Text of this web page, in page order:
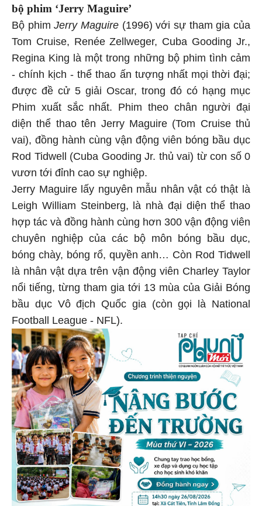
bộ phim ‘Jerry Maguire’
Bộ phim Jerry Maguire (1996) với sự tham gia của
Tom Cruise, Renée Zellweger, Cuba Gooding Jr.,
Regina King là một trong những bộ phim tình cảm
- chính kịch - thể thao ấn tượng nhất mọi thời đại;
được đề cử 5 giải Oscar, trong đó có hạng mục
Phim xuất sắc nhất. Phim theo chân người đại
diện thể thao tên Jerry Maguire (Tom Cruise thủ
vai), đồng hành cùng vận động viên bóng bầu dục
Rod Tidwell (Cuba Gooding Jr. thủ vai) từ con số 0
vươn tới đỉnh cao sự nghiệp.
Jerry Maguire lấy nguyên mẫu nhân vật có thật là
Leigh William Steinberg, là nhà đại diện thể thao
hợp tác và đồng hành cùng hơn 300 vận động viên
chuyên nghiệp của các bộ môn bóng bầu dục,
bóng chày, bóng rổ, quyền anh… Còn Rod Tidwell
là nhân vật dựa trên vận động viên Charley Taylor
nổi tiếng, từng tham gia tới 13 mùa của Giải Bóng
bầu dục Vô địch Quốc gia (còn gọi là National
Football League - NFL).